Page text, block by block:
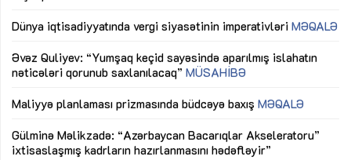
Dünya iqtisadiyyatında vergi siyasətinin imperativləri MƏQALƏ
Əvəz Quliyev: “Yumşaq keçid sayəsində aparılmış islahatın
nəticələri qorunub saxlanılacaq” MÜSAHİBƏ
Maliyyə planlaması prizmasında büdcəyə baxış MƏQALƏ
Gülminə Məlikzadə: “Azərbaycan Bacarıqlar Akseleratoru”
ixtisaslaşmış kadrların hazırlanmasını hədəfləyir”